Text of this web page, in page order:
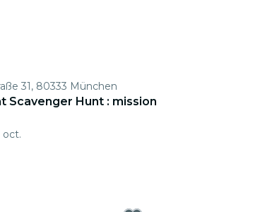
31, 80333 München
Scavenger Hunt : mission
oct.